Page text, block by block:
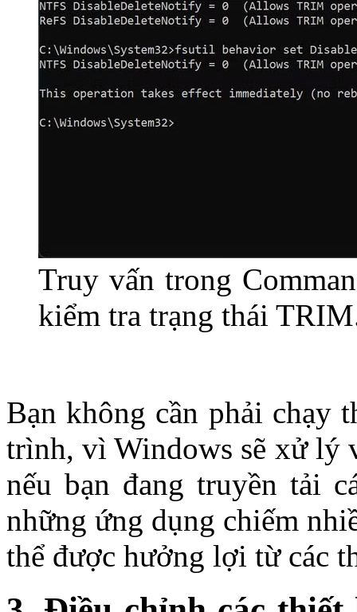
Truy vấn trong
kiểm tra trạng thái
Bạn không cần phải chạy
trình, vì Windows sẽ xử lý
nếu bạn đang truyền tải
những ứng dụng chiếm
thể được hưởng lợi từ các